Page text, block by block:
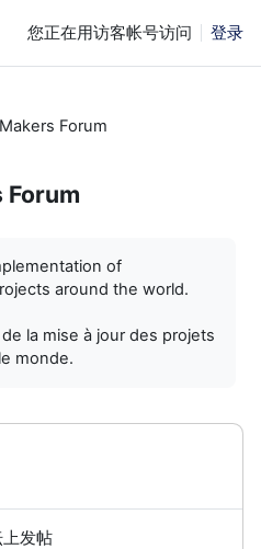
您正在用访客帐号访问 登录
Forum
of
around the world.
la mise à jour des projets
monde.
发帖